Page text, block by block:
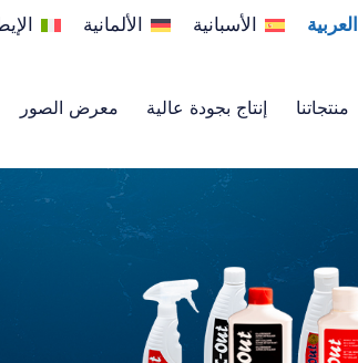
العربية الأسبانية الألمانية
منتجاتنا إنتاج بجودة عالية معرض الصور